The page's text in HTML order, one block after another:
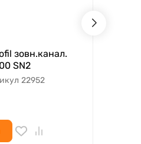
зовн.канал.
SN2
22952